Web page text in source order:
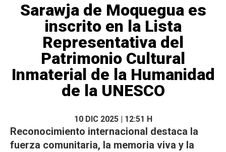
Sarawja de Moquegua es
inscrito en la Lista
Representativa del
Patrimonio Cultural
Inmaterial de la Humanidad
de la UNESCO
10 DIC 2025 | 12:51 H
Reconocimiento internacional destaca la
fuerza comunitaria, la memoria viva y la